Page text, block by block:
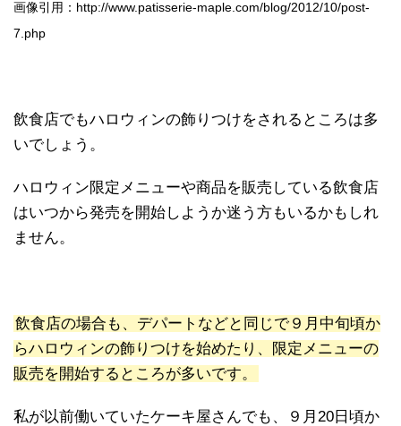
画像引用：http://www.patisserie-maple.com/blog/2012/10/post-
7.php
飲食店でもハロウィンの飾りつけをされるところは多
いでしょう。
ハロウィン限定メニューや商品を販売している飲食店
はいつから発売を開始しようか迷う方もいるかもしれ
ません。
飲食店の場合も、デパートなどと同じで９月中旬頃か
らハロウィンの飾りつけを始めたり、限定メニューの
販売を開始するところが多いです。
私が以前働いていたケーキ屋さんでも、９月20日頃か